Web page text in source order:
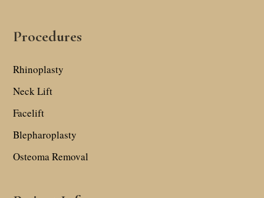
Procedures
Rhinoplasty
Neck Lift
Facelift
Blepharoplasty
Osteoma Removal